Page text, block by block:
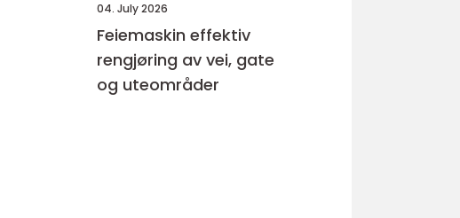
04. July 2026
Feiemaskin effektiv
rengjøring av vei, gate
og uteområder